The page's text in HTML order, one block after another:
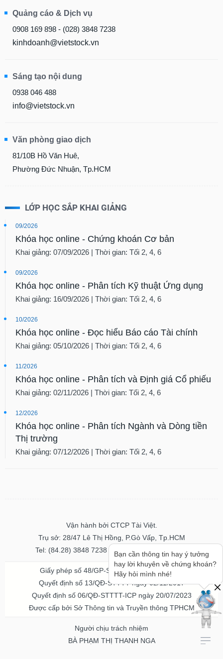
Quảng cáo & Dịch vụ
0908 169 898 - (028) 3848 7238
kinhdoanh@vietstock.vn
Sáng tạo nội dung
0938 046 488
info@vietstock.vn
Văn phòng giao dịch
81/10B Hồ Văn Huê,
Phường Đức Nhuận, Tp.HCM
LỚP HỌC SẮP KHAI GIẢNG
09/2026
Khóa học online - Chứng khoán Cơ bản
Khai giảng: 07/09/2026 | Thời gian: Tối 2, 4, 6
09/2026
Khóa học online - Phân tích Kỹ thuật Ứng dụng
Khai giảng: 16/09/2026 | Thời gian: Tối 2, 4, 6
10/2026
Khóa học online - Đọc hiểu Báo cáo Tài chính
Khai giảng: 05/10/2026 | Thời gian: Tối 2, 4, 6
11/2026
Khóa học online - Phân tích và Định giá Cổ phiếu
Khai giảng: 02/11/2026 | Thời gian: Tối 2, 4, 6
12/2026
Khóa học online - Phân tích Ngành và Dòng tiền
Thị trường
Khai giảng: 07/12/2026 | Thời gian: Tối 2, 4, 6
Vận hành bởi CTCP Tài Việt.
Trụ sở: 28/47 Lê Thị Hồng, P.Gò Vấp, Tp.HCM
Tel: (84.28) 3848 7238 - Fax: (84.28) 3848 7237
Giấy phép số 48/GP-STTTT ngày 04/11/2016
Quyết định số 13/QĐ-STTTT ngày 02/11/2017
Quyết định số 06/QĐ-STTTT-ICP ngày 20/07/2023
Được cấp bởi Sở Thông tin và Truyền thông TPHCM
Người chịu trách nhiệm
BÀ PHẠM THỊ THANH NGA
Bạn cần thông tin hay ý tưởng
hay lời khuyên về chứng khoán?
Hãy hỏi mình nhé!